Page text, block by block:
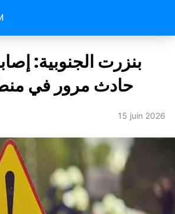
بنزرت الجنوبية:
حادث مرور في
15 juin 2026